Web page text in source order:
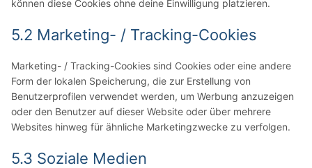
können diese Cookies ohne deine Einwilligung platzieren.
5.2 Marketing- / Tracking-Cookies
Marketing- / Tracking-Cookies sind Cookies oder eine andere
Form der lokalen Speicherung, die zur Erstellung von
Benutzerprofilen verwendet werden, um Werbung anzuzeigen
oder den Benutzer auf dieser Website oder über mehrere
Websites hinweg für ähnliche Marketingzwecke zu verfolgen.
5.3 Soziale Medien